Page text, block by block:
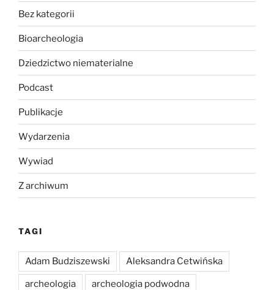
Bez kategorii
Bioarcheologia
Dziedzictwo niematerialne
Podcast
Publikacje
Wydarzenia
Wywiad
Z archiwum
TAGI
Adam Budziszewski Aleksandra Cetwińska
archeologia archeologia podwodna